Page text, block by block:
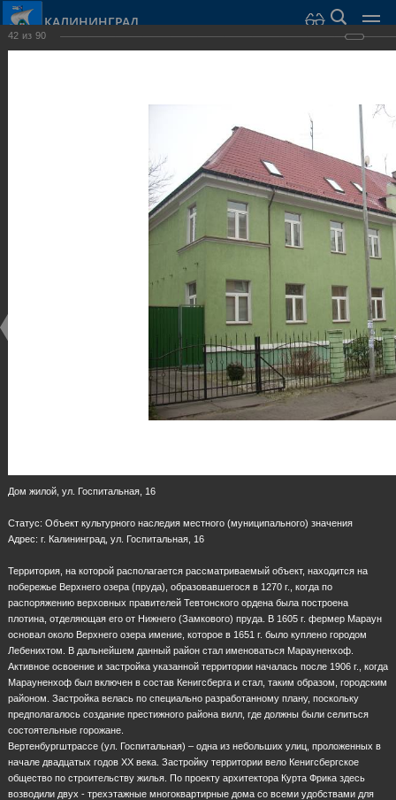
КАЛИНИНГРАД
42 из 90
Дом жилой, ул. Госпитальная, 16
Статус: Объект культурного наследия местного (муниципального) значения
Адрес: г. Калининград, ул. Госпитальная, 16
Территория, на которой располагается рассматриваемый объект, находится на
побережье Верхнего озера (пруда), образовавшегося в 1270 г., когда по
распоряжению верховных правителей Тевтонского ордена была построена
плотина, отделяющая его от Нижнего (Замкового) пруда. В 1605 г. фермер Мараун
основал около Верхнего озера имение, которое в 1651 г. было куплено городом
Лебенихтом. В дальнейшем данный район стал именоваться Марауненхоф.
Активное освоение и застройка указанной территории началась после 1906 г., когда
Марауненхоф был включен в состав Кенигсберга и стал, таким образом, городским
районом. Застройка велась по специально разработанному плану, поскольку
предполагалось создание престижного района вилл, где должны были селиться
состоятельные горожане.
Вертенбургштрассе (ул. Госпитальная) – одна из небольших улиц, проложенных в
начале двадцатых годов ХХ века. Застройку территории вело Кенигсбергское
общество по строительству жилья. По проекту архитектора Курта Фрика здесь
возводили двух - трехэтажные многоквартирные дома со всеми удобствами для